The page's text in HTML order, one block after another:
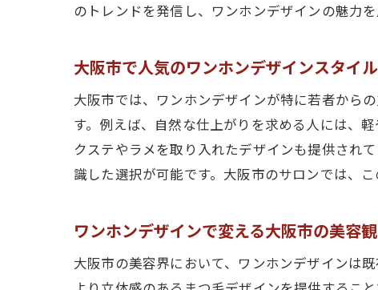
のトレンドを発信し、ワンホンデザインの魅力を
大阪市で人気のワンホンデザインスタイル
大阪市では、ワンホンデザインが特に若者から
す。例えば、自然な仕上がりを求める人には、
クステやラメを取り入れたデザインも提供され
識した選択が可能です。大阪市のサロンでは、
ワンホンデザインで変える大阪市の美容観
大阪市の美容界において、ワンホンデザインは